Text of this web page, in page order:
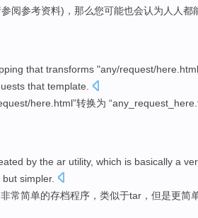
阅参考资料)，那么您可能也会认为 人人都
that transforms "any/request/here.html
that template
/here .html”转换为
by the ar utility, which is basically a
but simpler.
非常简单的存档程序 ， 类似于tar ， 但是更简